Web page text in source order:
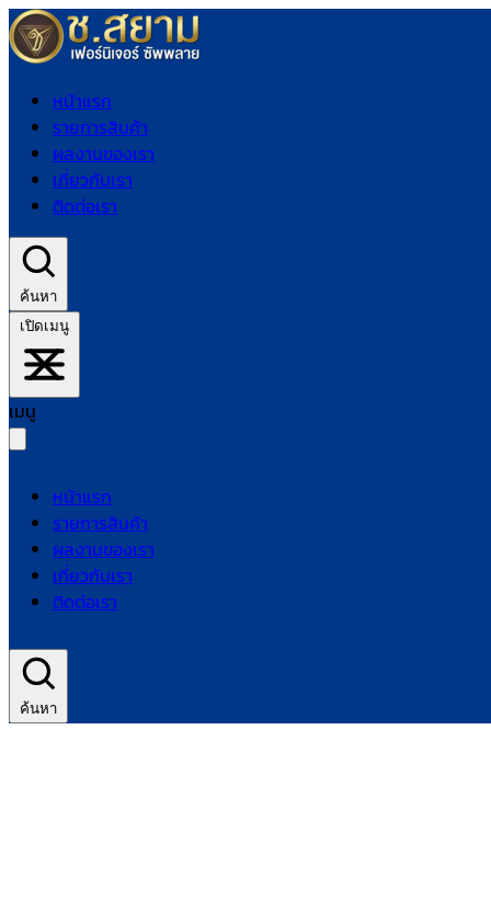
หน้าแรก
รายการสินค้า
ผลงานของเรา
เกี่ยวกับเรา
ติดต่อเรา
ค้นหา
เปิดเมนู
เมนู
หน้าแรก
รายการสินค้า
ผลงานของเรา
เกี่ยวกับเรา
ติดต่อเรา
ค้นหา